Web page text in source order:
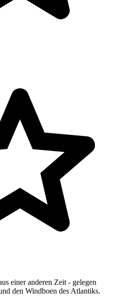
einer anderen Zeit - gelegen
den Windboen des Atlantiks.